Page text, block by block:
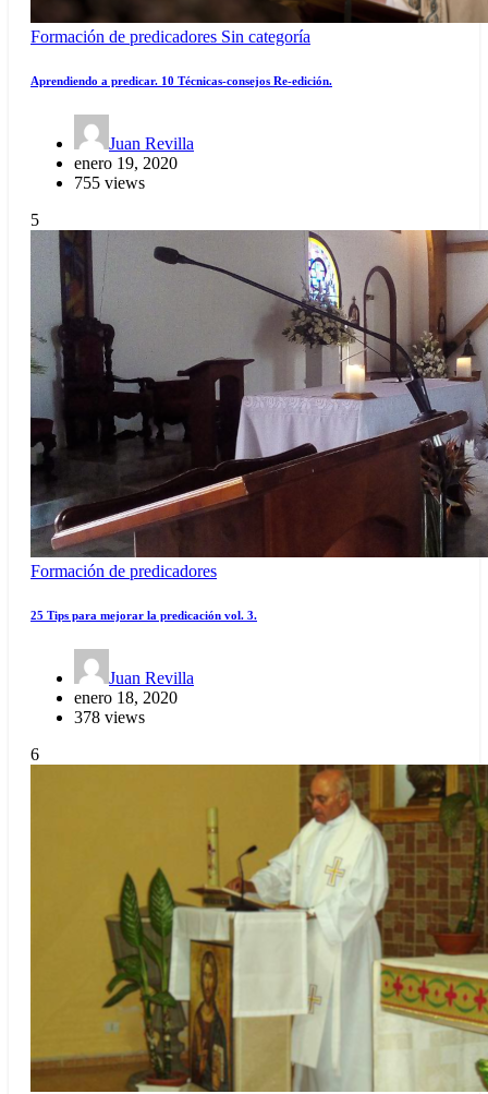
Formación de predicadores Sin categoría
Aprendiendo a predicar. 10 Técnicas-consejos Re-edición.
Juan Revilla
enero 19, 2020
755 views
5
Formación de predicadores
25 Tips para mejorar la predicación vol. 3.
Juan Revilla
enero 18, 2020
378 views
6